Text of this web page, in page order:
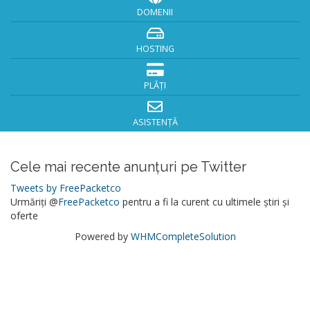
DOMENII
HOSTING
PLĂȚI
ASISTENȚĂ
Cele mai recente anunțuri pe Twitter
Tweets by FreePacketco
Urmăriți @FreePacketco pentru a fi la curent cu ultimele știri și
oferte
Powered by WHMCompleteSolution